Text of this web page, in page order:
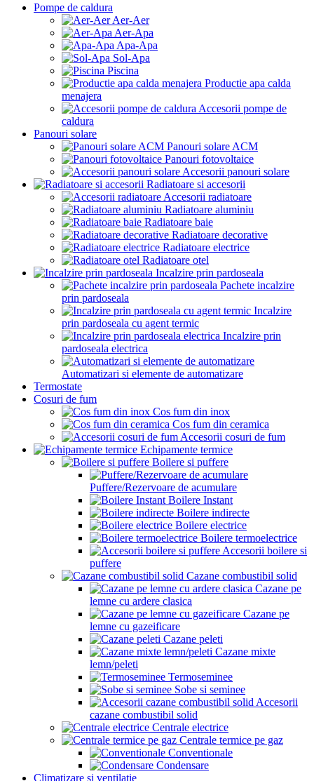
Pompe de caldura
Aer-Aer
Aer-Apa
Apa-Apa
Sol-Apa
Piscina
Productie apa calda
menajera
Accesorii pompe de
caldura
Panouri solare
Panouri solare ACM
Panouri fotovoltaice
Accesorii panouri solare
Radiatoare si accesorii
Accesorii radiatoare
Radiatoare aluminiu
Radiatoare baie
Radiatoare decorative
Radiatoare electrice
Radiatoare otel
Incalzire prin pardoseala
Pachete incalzire
prin pardoseala
Incalzire
prin pardoseala cu agent termic
Incalzire prin
pardoseala electrica
Automatizari si elemente de automatizare
Termostate
Cosuri de fum
Cos fum din inox
Cos fum din ceramica
Accesorii cosuri de fum
Echipamente termice
Boilere si puffere
Puffere/Rezervoare de acumulare
Boilere Instant
Boilere indirecte
Boilere electrice
Boilere termoelectrice
Accesorii boilere si
puffere
Cazane combustibil solid
Cazane pe
lemne cu ardere clasica
Cazane pe
lemne cu gazeificare
Cazane peleti
Cazane mixte
lemn/peleti
Termoseminee
Sobe si seminee
Accesorii
cazane combustibil solid
Centrale electrice
Centrale termice pe gaz
Conventionale
Condensare
Climatizare si ventilatie